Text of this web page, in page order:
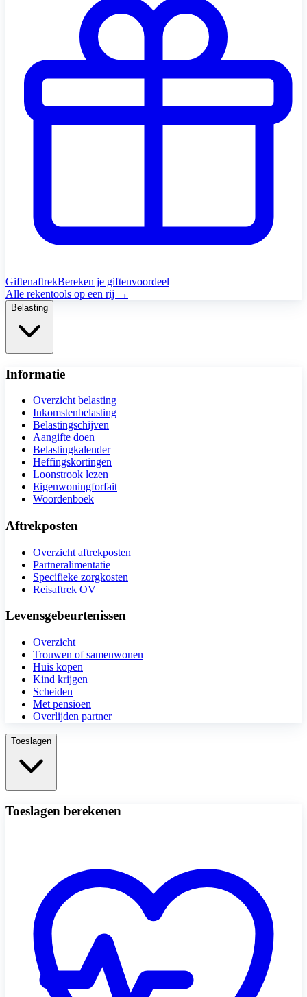
GiftenaftrekBereken je giftenvoordeel
Alle rekentools op een rij →
Belasting
Informatie
Overzicht belasting
Inkomstenbelasting
Belastingschijven
Aangifte doen
Belastingkalender
Heffingskortingen
Loonstrook lezen
Eigenwoningforfait
Woordenboek
Aftrekposten
Overzicht aftrekposten
Partneralimentatie
Specifieke zorgkosten
Reisaftrek OV
Levensgebeurtenissen
Overzicht
Trouwen of samenwonen
Huis kopen
Kind krijgen
Scheiden
Met pensioen
Overlijden partner
Toeslagen
Toeslagen berekenen